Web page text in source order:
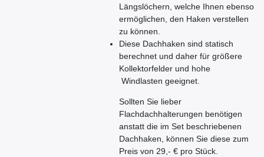
Längslöchern, welche Ihnen ebenso
ermöglichen, den Haken verstellen
zu können.
Diese Dachhaken sind statisch
berechnet und daher für größere
Kollektorfelder und hohe
Windlasten geeignet.
Sollten Sie lieber
Flachdachhalterungen benötigen
anstatt die im Set beschriebenen
Dachhaken, können Sie diese zum
Preis von 29,- € pro Stück.